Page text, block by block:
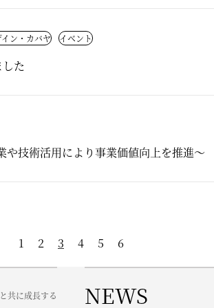
ン・カバヤ イベント
た
技術活用により事業価値向上を推進～
1 2 3 4 5 6
共に成長する NEWS